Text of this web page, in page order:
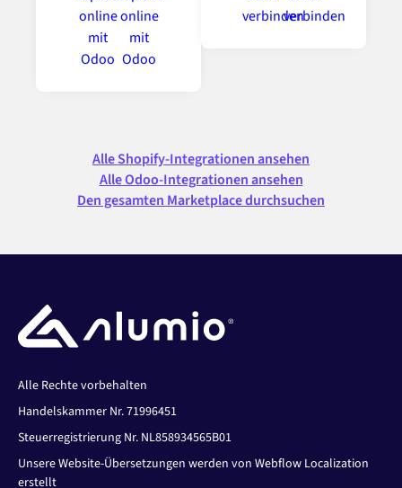
Alle Shopify-Integrationen ansehen
Alle Odoo-Integrationen ansehen
Den gesamten Marketplace durchsuchen
Alle Rechte vorbehalten
Handelskammer Nr. 71996451
Steuerregistrierung Nr. NL858934565B01
Unsere Website-Übersetzungen werden von Webflow Localization
erstellt